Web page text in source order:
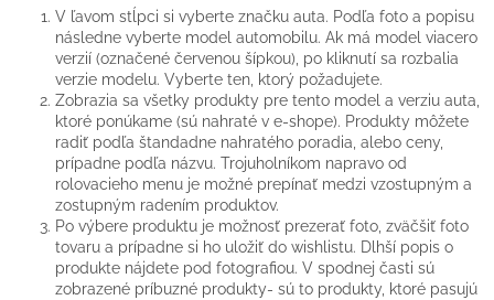
V ľavom stĺpci si vyberte značku auta. Podľa foto a popisu
následne vyberte model automobilu. Ak má model viacero
verzií (označené červenou šípkou), po kliknutí sa rozbalia
verzie modelu. Vyberte ten, ktorý požadujete.
Zobrazia sa všetky produkty pre tento model a verziu auta,
ktoré ponúkame (sú nahraté v e-shope). Produkty môžete
radiť podľa štandadne nahratého poradia, alebo ceny,
prípadne podľa názvu. Trojuholníkom napravo od
rolovacieho menu je možné prepínať medzi vzostupným a
zostupným radením produktov.
Po výbere produktu je možnosť prezerať foto, zväčšiť foto
tovaru a prípadne si ho uložiť do wishlistu. Dlhší popis o
produkte nájdete pod fotografiou. V spodnej časti sú
zobrazené príbuzné produkty- sú to produkty, ktoré pasujú